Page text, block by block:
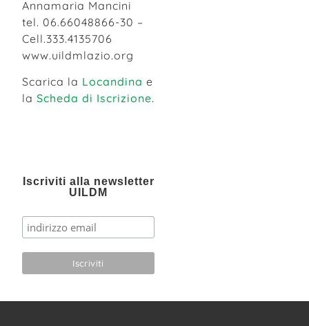
Annamaria Mancini
tel. 06.66048866-30 –
Cell.333.4135706
www.uildmlazio.org
Scarica la Locandina e
la Scheda di Iscrizione.
Iscriviti alla newsletter
UILDM